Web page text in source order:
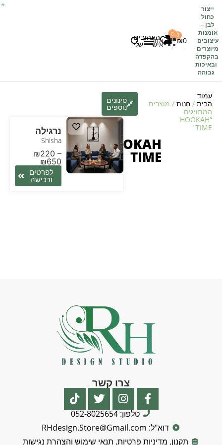
ייצור
כחול
לבן –
אומנות
עיצובים
מיוצרים
בהקפדה
ובאיכות
גבוהה
₪0
0 האהובים
עלי
0
אזור
אישי
עמוד
הבית / חנות / מוצרים
המתויגים
“HOOKAH
TIME”
HOOKAH
TIME
סינונים
נוספים
נרגילה
Shisha
₪220 –
₪650
לפרטים
ורכישה
צרו קשר
טלפון: 052-8025654
דוא"ל: RHdesign.Store@Gmail.com
תקנון, מדיניות פרטיות, תנאי שימוש והצהרת נגישות